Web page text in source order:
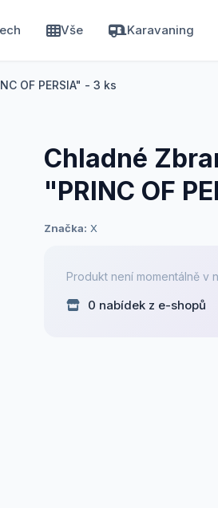
Vše Karavaning
OF PERSIA" - 3 ks
Chladné
"PRINC OF
Značka: X
Produkt není momentálně v
0 nabídek z e-shopů